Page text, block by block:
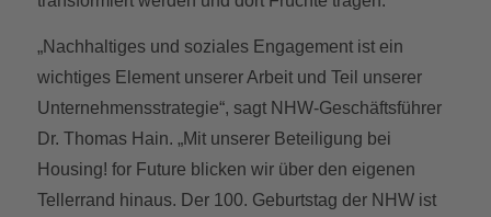
„Nachhaltiges und soziales Engagement ist ein
wichtiges Element unserer Arbeit und Teil unserer
Unternehmensstrategie“, sagt NHW-Geschäftsführer
Dr. Thomas Hain. „Mit unserer Beteiligung bei
Housing! for Future blicken wir über den eigenen
Tellerrand hinaus. Der 100. Geburtstag der NHW ist